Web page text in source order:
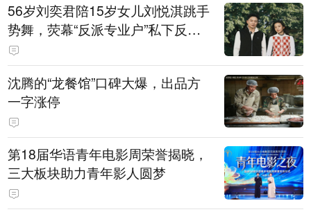
56岁刘奕君陪15岁女儿刘悦淇跳手
势舞，荧幕“反派专业户”私下反差
明显，女儿主攻高尔夫，曾以最小
年龄出战职业赛
沈腾的“龙餐馆”口碑大爆，出品方
一字涨停
第18届华语青年电影周荣誉揭晓，
三大板块助力青年影人圆梦